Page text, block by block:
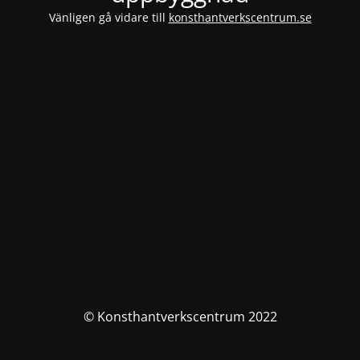
Vänligen gå vidare till konsthantverkscentrum.se
© Konsthantverkscentrum 2022